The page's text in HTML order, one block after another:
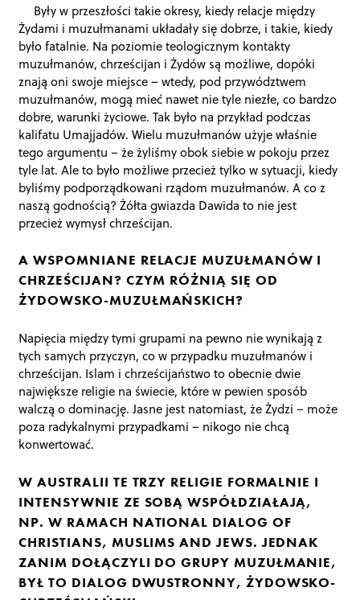
Były w przeszłości takie okresy, kiedy relacje między
Żydami i muzułmanami układały się dobrze, i takie, kiedy
było fatalnie. Na poziomie teologicznym kontakty
muzułmanów, chrześcijan i Żydów są możliwe, dopóki
znają oni swoje miejsce – wtedy, pod przywództwem
muzułmanów, mogą mieć nawet nie tyle niezłe, co bardzo
dobre, warunki życiowe. Tak było na przykład podczas
kalifatu Umajjadów. Wielu muzułmanów użyje właśnie
tego argumentu – że żyliśmy obok siebie w pokoju przez
tyle lat. Ale to było możliwe przecież tylko w sytuacji, kiedy
byliśmy podporządkowani rządom muzułmanów. A co z
naszą godnością? Żółta gwiazda Dawida to nie jest
przecież wymysł chrześcijan.
A WSPOMNIANE RELACJE MUZUŁMANÓW I
CHRZEŚCIJAN? CZYM RÓŻNIĄ SIĘ OD
ŻYDOWSKO-MUZUŁMAŃSKICH?
Napięcia między tymi grupami na pewno nie wynikają z
tych samych przyczyn, co w przypadku muzułmanów i
chrześcijan. Islam i chrześcijaństwo to obecnie dwie
największe religie na świecie, które w pewien sposób
walczą o dominację. Jasne jest natomiast, że Żydzi – może
poza radykalnymi przypadkami – nikogo nie chcą
konwertować.
W AUSTRALII TE TRZY RELIGIE FORMALNIE I
INTENSYWNIE ZE SOBĄ WSPÓŁDZIAŁAJĄ,
NP. W RAMACH NATIONAL DIALOG OF
CHRISTIANS, MUSLIMS AND JEWS. JEDNAK
ZANIM DOŁĄCZYLI DO GRUPY MUZUŁMANIE,
BYŁ TO DIALOG DWUSTRONNY, ŻYDOWSKO-